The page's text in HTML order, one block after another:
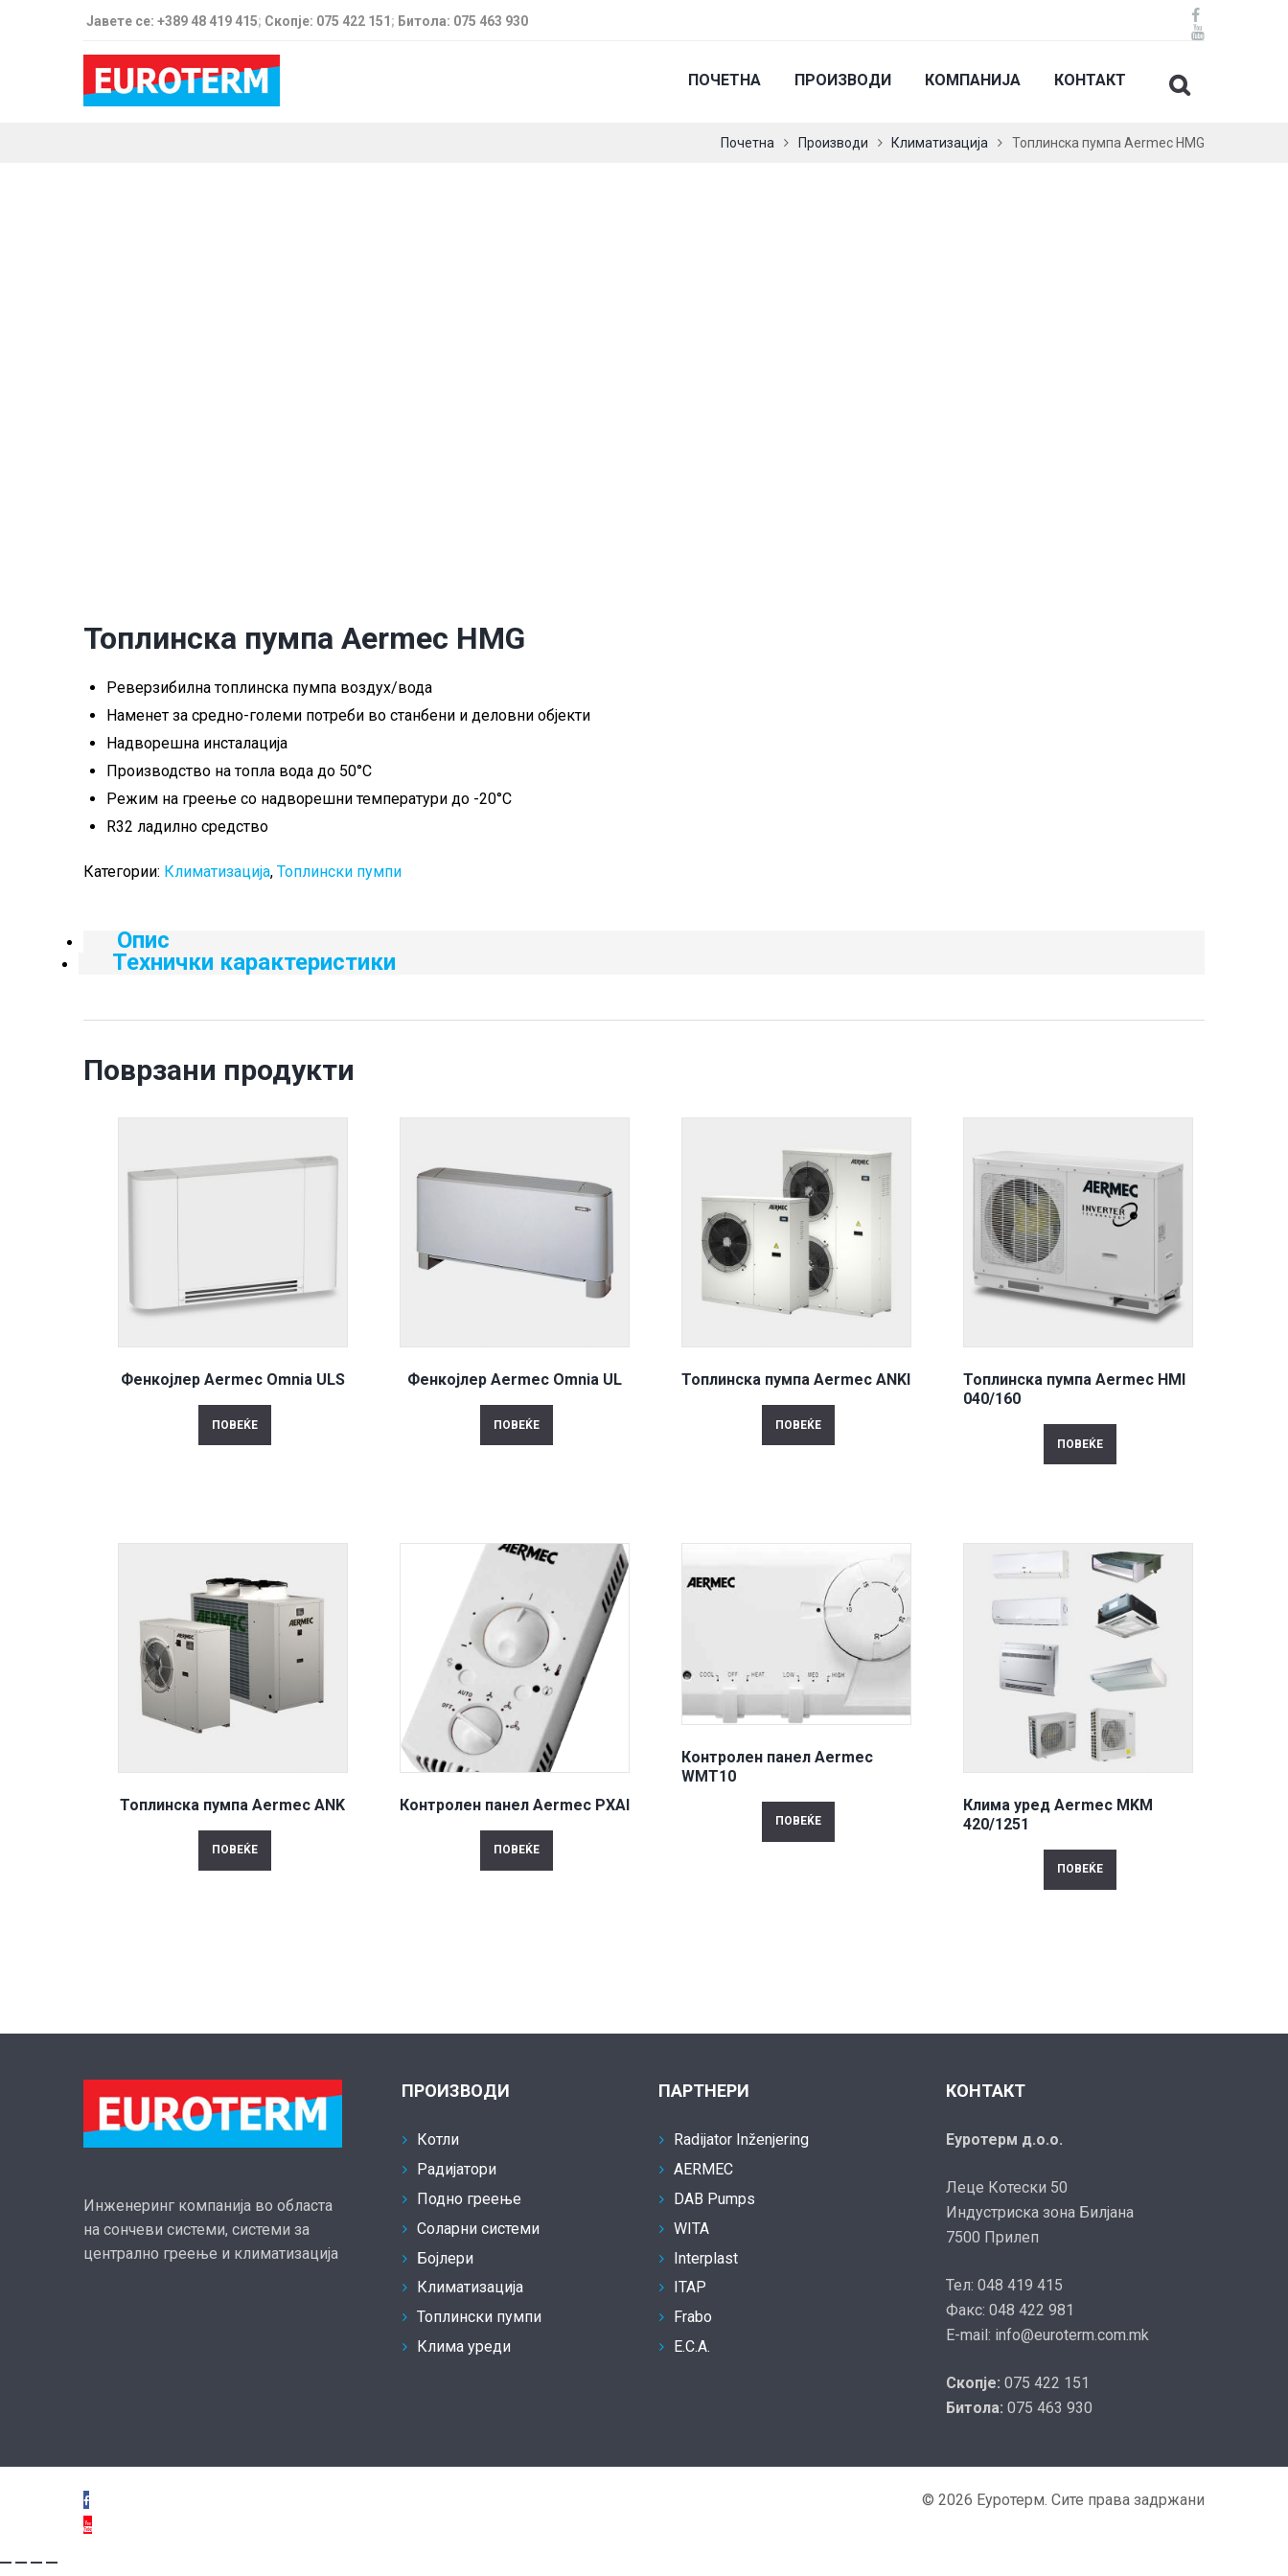
Јавете се: +389 48 419 415; Скопје: 075 422 151 ; Битола: 075 463 930
ПОЧЕТНА ПРОИЗВОДИ КОМПАНИЈА КОНТАКТ
Почетна Производи Климатизација Топлинска пумпа Aermec HMG
Топлинска пумпа Aermec HMG
Реверзибилна топлинска пумпа воздух/вода
Наменет за средно-големи потреби во станбени и деловни објекти
Надворешна инсталација
Производство на топла вода до 50°C
Режим на греење со надворешни температури до -20°C
R32 ладилно средство
Категории: Климатизација, Топлински пумпи
Опис
Технички карактеристики
Поврзани продукти
Фенкојлер Aermec Omnia ULS
ПОВЕЌЕ
Фенкојлер Aermec Omnia UL
ПОВЕЌЕ
Топлинска пумпа Aermec ANKI
ПОВЕЌЕ
Топлинска пумпа Aermec HMI
040/160
ПОВЕЌЕ
Топлинска пумпа Aermec ANK
ПОВЕЌЕ
Контролен панел Aermec PXAI
ПОВЕЌЕ
Контролен панел Aermec
WMT10
ПОВЕЌЕ
Клима уред Aermec MKM
420/1251
ПОВЕЌЕ
Инженеринг компанија во областа
на сончеви системи, системи за
централно греење и климатизација
ПРОИЗВОДИ
Котли
Радијатори
Подно греење
Соларни системи
Бојлери
Климатизација
Топлински пумпи
Клима уреди
ПАРТНЕРИ
Radijator Inženjering
AERMEC
DAB Pumps
WITA
Interplast
ITAP
Frabo
E.C.A.
КОНТАКТ
Еуротерм д.о.о.
Леце Котески 50
Индустриска зона Билјана
7500 Прилеп
Тел: 048 419 415
Факс: 048 422 981
E-mail: info@euroterm.com.mk
Скопје: 075 422 151
Битола: 075 463 930
© 2026 Еуротерм. Сите права задржани